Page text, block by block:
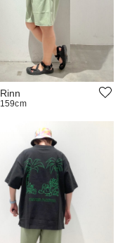
Rinn
159cm